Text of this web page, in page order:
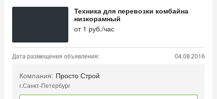
Техника для перевозки комбайна
низкорамный
от 1 руб./час
Дата размещения объявления: 04.08.2016
Компания: Просто Строй
г.Санкт-Петербург